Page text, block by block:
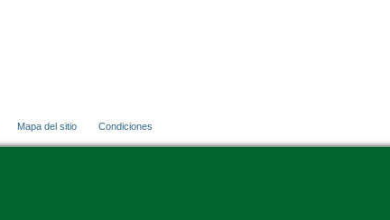
Mapa del sitio Condiciones